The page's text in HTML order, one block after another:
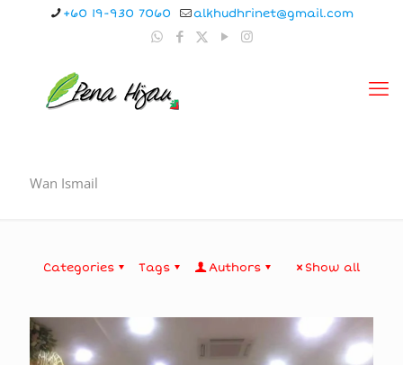
+60 19-930 7060 alkhudhrinet@gmail.com
Wan Ismail
Categories Tags Authors Show all